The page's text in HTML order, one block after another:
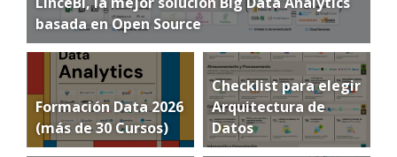
basada en Open Source
Formación Data 2026
(más de 30 Cursos)
Checklist para elegir
Arquitectura de
Datos